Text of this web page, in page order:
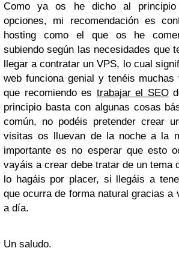
Como ya os he dicho al
opciones, mi recomendación es
hosting como el que os he
subiendo según las necesidades que
llegar a contratar un VPS, lo cual
web funciona genial y tenéis
que recomiendo es trabajar el SEO
principio basta con algunas cosas
común, no podéis pretender crear
visitas os lluevan de la noche a la
importante es no esperar que esto
vayáis a crear debe tratar de un tema
lo hagáis por placer, si llegáis a
que ocurra de forma natural gracias a
a día.
Un saludo.